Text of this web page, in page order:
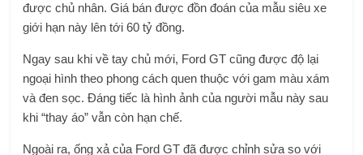
được chủ nhân. Giá bán được đồn đoán của mẫu siêu xe
giới hạn này lên tới 60 tỷ đồng.
Ngay sau khi về tay chủ mới, Ford GT cũng được độ lại
ngoại hình theo phong cách quen thuộc với gam màu xám
và đen sọc. Đáng tiếc là hình ảnh của người mẫu này sau
khi “thay áo” vẫn còn hạn chế.
Ngoài ra, ống xả của Ford GT đã được chỉnh sửa so với